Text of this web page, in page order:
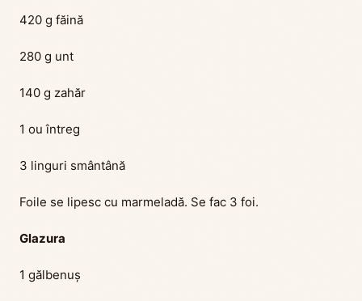
420 g făină
280 g unt
140 g zahăr
1 ou întreg
3 linguri smântână
Foile se lipesc cu marmeladă. Se fac 3 foi.
Glazura
1 gălbenuș